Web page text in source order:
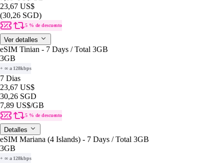
23,67 US$
(30,26 SGD)
5 % de descuento
Ver detalles
eSIM Tinian - 7 Days / Total 3GB
3GB
+ ∞ a 128kbps
7 Dias
23,67 US$
30,26 SGD
7,89 US$/GB
5 % de descuento
Detalles
eSIM Mariana (4 Islands) - 7 Days / Total 3GB
3GB
+ ∞ a 128kbps